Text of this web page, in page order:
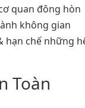
quan đông hòn
không gian
hạn chế những
Toàn